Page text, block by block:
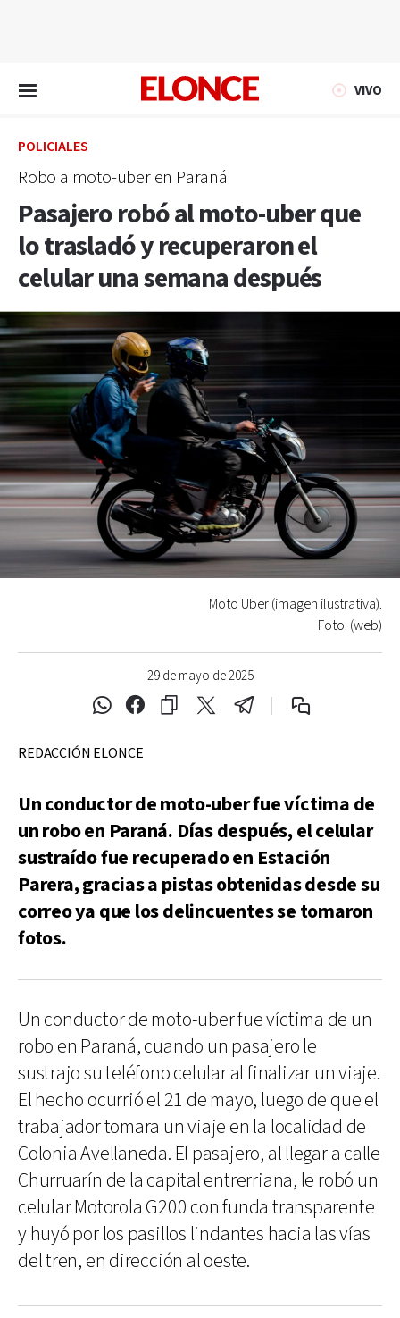
VIVO
POLICIALES
Robo a moto-uber en Paraná
Pasajero robó al moto-uber que
lo trasladó y recuperaron el
celular una semana después
29 de mayo de 2025
Moto Uber (imagen ilustrativa).
Foto: (web)
REDACCIÓN ELONCE
Un conductor de moto-uber fue víctima de
un robo en Paraná. Días después, el celular
sustraído fue recuperado en Estación
Parera, gracias a pistas obtenidas desde su
correo ya que los delincuentes se tomaron
fotos.
Un conductor de moto-uber fue víctima de un
robo en Paraná, cuando un pasajero le
sustrajo su teléfono celular al finalizar un viaje.
El hecho ocurrió el 21 de mayo, luego de que el
trabajador tomara un viaje en la localidad de
Colonia Avellaneda. El pasajero, al llegar a calle
Churruarín de la capital entrerriana, le robó un
celular Motorola G200 con funda transparente
y huyó por los pasillos lindantes hacia las vías
del tren, en dirección al oeste.